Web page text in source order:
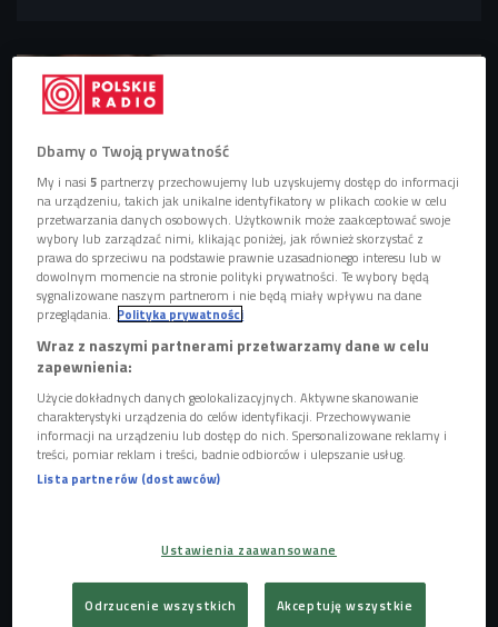
ilustracyjne)
Foto: MilanMarkovic78/Shutterstock.com
- Do Hiszpanii pojechaliśmy z grupą znajomych. Pierwsze
wrażenie to było prawdziwe "wow", chociaż na początku
mieliśmy pewne problemy z mieszkaniem - wspomina
Daniel Gościniak, który razem z bratem w Murcji odbywał
przekazywali studentom praktyczne umiejętności i
doświadczenie, ale także pomagali w kontakcie z
pacjentami. - Większość hiszpańskich pacjentów reagowała
Dbamy o Twoją prywatność
My i nasi5 partnerzy przechowujemy lub uzyskujemy dostęp do informacji
na urządzeniu, takich jak unikalne identyfikatory w plikach cookie w celu
przetwarzania danych osobowych. Użytkownik może zaakceptować swoje
wybory lub zarządzać nimi, klikając poniżej, jak również skorzystać z
prawa do sprzeciwu na podstawie prawnie uzasadnionego interesu lub w
dowolnym momencie na stronie polityki prywatności. Te wybory będą
sygnalizowane naszym partnerom i nie będą miały wpływu na dane
przeglądania. Polityka prywatności
Wraz z naszymi partnerami przetwarzamy dane w celu
zapewnienia:
Użycie dokładnych danych geolokalizacyjnych. Aktywne skanowanie
charakterystyki urządzenia do celów identyfikacji. Przechowywanie
informacji na urządzeniu lub dostęp do nich. Spersonalizowane reklamy i
treści, pomiar reklam i treści, badnie odbiorców i ulepszanie usług.
Lista partnerów (dostawców)
Ustawienia zaawansowane
Odrzucenie wszystkich Akceptuję wszystkie